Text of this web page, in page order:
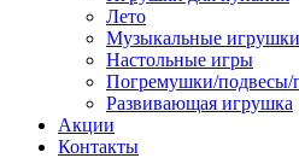
Лето
Музыкальные игрушки
Настольные игры
Погремушки/подвесы/
Развивающая игрушка
Акции
Контакты